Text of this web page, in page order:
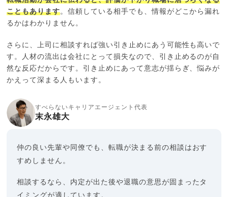
こともあります。信頼している相手でも、情報がどこから漏れ
るかはわかりません。
さらに、上司に相談すれば強い引き止めにあう可能性も高いで
す。人材の流出は会社にとって損失なので、引き止めるのが自
然な反応だからです。引き止めにあって意志が揺らぎ、悩みが
かえって深まる人もいます。
すべらないキャリアエージェント代表
末永雄大
仲の良い先輩や同僚でも、転職が決まる前の相談はおす
すめしません。
相談するなら、内定が出た後や退職の意思が固まったタ
イミングが適しています。